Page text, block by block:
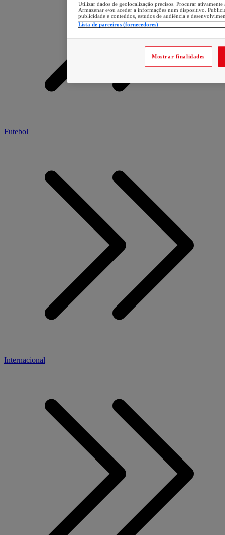
Futebol
Internacional
Utilizar dados de geolocalização precisos. Procurar
Armazenar e/ou aceder a informações num dispositivo.
publicidade e conteúdos, estudos de audiência e
Lista de parceiros (fornecedores)
Mostrar finalidades